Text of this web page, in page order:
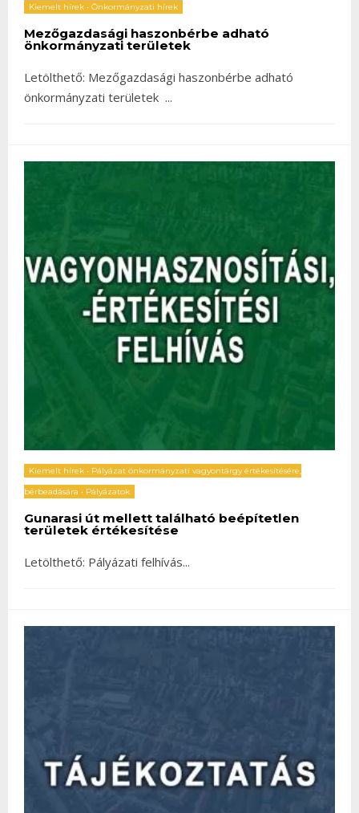
Kiemelt hírek • Önkormányzati hírek
Mezőgazdasági haszonbérbe adható
önkormányzati területek
Letölthető: Mezőgazdasági haszonbérbe adható
önkormányzati területek ...
Kiemelt hírek • Pályázat önkormányzati vagyontárgy értékesítésére,
bérbeadására • Pályázatok
Gunarasi út mellett található beépítetlen
területek értékesítése
Letölthető: Pályázati felhívás...